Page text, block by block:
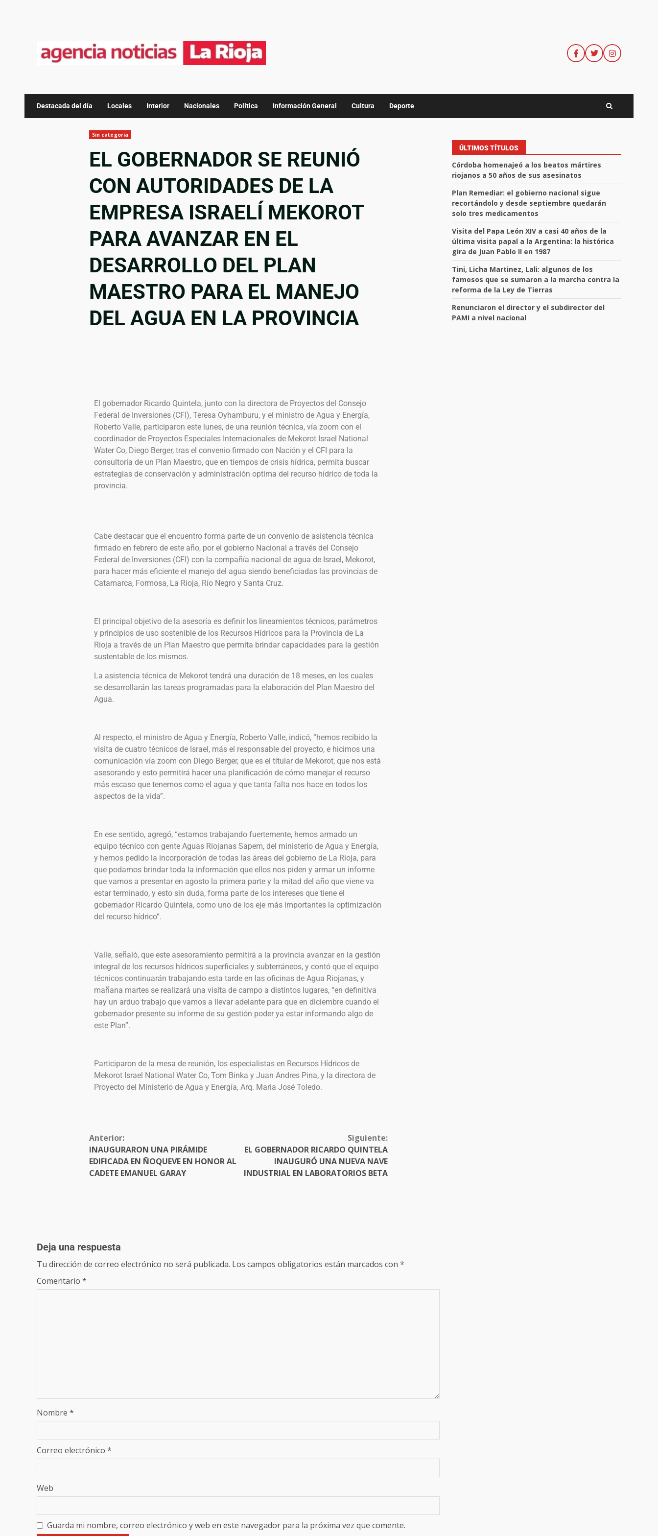
Destacada del día Locales Interior Nacionales Política Información General Cultura Deporte
Sin categoría
EL GOBERNADOR SE REUNIÓ
CON AUTORIDADES DE LA
EMPRESA ISRAELÍ MEKOROT
PARA AVANZAR EN EL
DESARROLLO DEL PLAN
MAESTRO PARA EL MANEJO
DEL AGUA EN LA PROVINCIA
El gobernador Ricardo Quintela, junto con la directora de Proyectos del Consejo
Federal de Inversiones (CFI), Teresa Oyhamburu, y el ministro de Agua y Energía,
Roberto Valle, participaron este lunes, de una reunión técnica, vía zoom con el
coordinador de Proyectos Especiales Internacionales de Mekorot Israel National
Water Co, Diego Berger, tras el convenio firmado con Nación y el CFI para la
consultoría de un Plan Maestro, que en tiempos de crisis hídrica, permita buscar
estrategias de conservación y administración optima del recurso hídrico de toda la
provincia.
Cabe destacar que el encuentro forma parte de un convenio de asistencia técnica
firmado en febrero de este año, por el gobierno Nacional a través del Consejo
Federal de Inversiones (CFI) con la compañía nacional de agua de Israel, Mekorot,
para hacer más eficiente el manejo del agua siendo beneficiadas las provincias de
Catamarca, Formosa, La Rioja, Río Negro y Santa Cruz.
El principal objetivo de la asesoría es definir los lineamientos técnicos, parámetros
y principios de uso sostenible de los Recursos Hídricos para la Provincia de La
Rioja a través de un Plan Maestro que permita brindar capacidades para la gestión
sustentable de los mismos.
La asistencia técnica de Mekorot tendrá una duración de 18 meses, en los cuales
se desarrollarán las tareas programadas para la elaboración del Plan Maestro del
Agua.
Al respecto, el ministro de Agua y Energía, Roberto Valle, indicó, “hemos recibido la
visita de cuatro técnicos de Israel, más el responsable del proyecto, e hicimos una
comunicación vía zoom con Diego Berger, que es el titular de Mekorot, que nos está
asesorando y esto permitirá hacer una planificación de cómo manejar el recurso
más escaso que tenemos como el agua y que tanta falta nos hace en todos los
aspectos de la vida”.
En ese sentido, agregó, “estamos trabajando fuertemente, hemos armado un
equipo técnico con gente Aguas Riojanas Sapem, del ministerio de Agua y Energía,
y hemos pedido la incorporación de todas las áreas del gobierno de La Rioja, para
que podamos brindar toda la información que ellos nos piden y armar un informe
que vamos a presentar en agosto la primera parte y la mitad del año que viene va
estar terminado, y esto sin duda, forma parte de los intereses que tiene el
gobernador Ricardo Quintela, como uno de los eje más importantes la optimización
del recurso hídrico”.
Valle, señaló, que este asesoramiento permitirá a la provincia avanzar en la gestión
integral de los recursos hídricos superficiales y subterráneos, y contó que el equipo
técnicos continuarán trabajando esta tarde en las oficinas de Agua Riojanas, y
mañana martes se realizará una visita de campo a distintos lugares, “en definitiva
hay un arduo trabajo que vamos a llevar adelante para que en diciembre cuando el
gobernador presente su informe de su gestión poder ya estar informando algo de
este Plan”.
Participaron de la mesa de reunión, los especialistas en Recursos Hídricos de
Mekorot Israel National Water Co, Tom Binka y Juan Andres Pina, y la directora de
Proyecto del Ministerio de Agua y Energía, Arq. Maria José Toledo.
Anterior:
INAUGURARON UNA PIRÁMIDE
EDIFICADA EN ÑOQUEVE EN HONOR AL
CADETE EMANUEL GARAY
Siguiente:
EL GOBERNADOR RICARDO QUINTELA
INAUGURÓ UNA NUEVA NAVE
INDUSTRIAL EN LABORATORIOS BETA
Deja una respuesta
Tu dirección de correo electrónico no será publicada. Los campos obligatorios están marcados con *
Comentario *
Nombre *
Correo electrónico *
Web
Guarda mi nombre, correo electrónico y web en este navegador para la próxima vez que comente.
ÚLTIMOS TÍTULOS
Córdoba homenajeó a los beatos mártires
riojanos a 50 años de sus asesinatos
Plan Remediar: el gobierno nacional sigue
recortándolo y desde septiembre quedarán
solo tres medicamentos
Visita del Papa León XIV a casi 40 años de la
última visita papal a la Argentina: la histórica
gira de Juan Pablo II en 1987
Tini, Licha Martinez, Lali: algunos de los
famosos que se sumaron a la marcha contra la
reforma de la Ley de Tierras
Renunciaron el director y el subdirector del
PAMI a nivel nacional